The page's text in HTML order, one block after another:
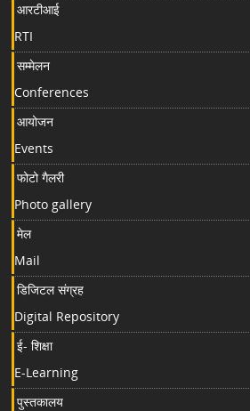
आरटीआई
RTI
सम्मेलन
Conferences
आयोजन
Events
फोटो गैलरी
Photo gallery
मेल
Mail
डिजिटल संग्रह
Digital Repository
ई- शिक्षा
E-Learning
पुस्तकालय